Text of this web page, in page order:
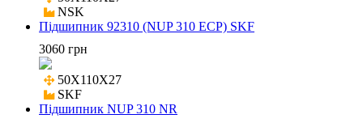
NSK
Підшипник 92310 (NUP 310 ECP) SKF
3060 грн
50X110X27
SKF
Підшипник NUP 310 NR